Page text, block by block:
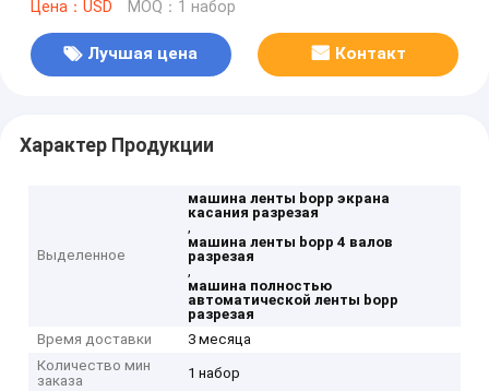
Цена：USD MOQ：1 набор
Лучшая цена Контакт
Характер Продукции
Выделенное
машина ленты bopp экрана
касания разрезая
,
машина ленты bopp 4 валов
разрезая
,
машина полностью
автоматической ленты bopp
разрезая
Время доставки
3 месяца
Количество мин
заказа
1 набор